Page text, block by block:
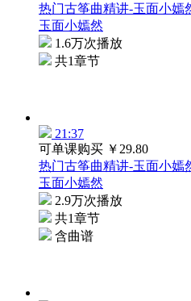
热门古筝曲精讲-玉面小嫣
玉面小嫣然
1.6万次播放
共1章节
21:37
可单课购买 ￥29.80
热门古筝曲精讲-玉面小嫣
玉面小嫣然
2.9万次播放
共1章节
含曲谱